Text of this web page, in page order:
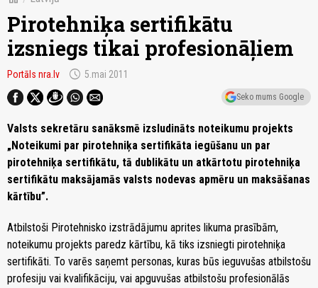
Pirotehniķa sertifikātu
izsniegs tikai profesionāļiem
Portāls nra.lv schedule 5.mai 2011
Seko mums Google
Valsts sekretāru sanāksmē izsludināts noteikumu projekts
„Noteikumi par pirotehniķa sertifikāta iegūšanu un par
pirotehniķa sertifikātu, tā dublikātu un atkārtotu pirotehniķa
sertifikātu maksājamās valsts nodevas apmēru un maksāšanas
kārtību”.
Atbilstoši Pirotehnisko izstrādājumu aprites likuma prasībām,
noteikumu projekts paredz kārtību, kā tiks izsniegti pirotehniķa
sertifikāti. To varēs saņemt personas, kuras būs ieguvušas atbilstošu
profesiju vai kvalifikāciju, vai apguvušas atbilstošu profesionālās